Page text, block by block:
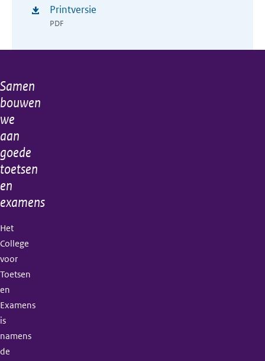
Printversie
PDF
Algemene
informatie
Samen
bouwen
we
aan
goede
toetsen
en
examens
Het
College
voor
Toetsen
en
Examens
is
namens
de